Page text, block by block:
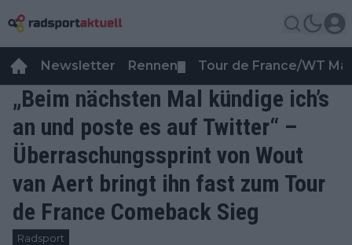
Newsletter Rennen Tour de France/WT
„Beim nächsten Mal kündige ich’s
an und poste es auf Twitter“ –
Überraschungssprint von Wout
van Aert bringt ihn fast zum Tour
de France Comeback Sieg
Radsport